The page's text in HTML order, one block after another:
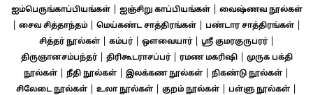
ஐம்பெருங்காப்பியங்கள்| ஐஞ்சிறு காப்பியங்கள்| வைஷ்ணவ நூல்கள்
சைவ சித்தாந்தம்| மெய்கண்ட சாத்திரங்கள் பண்டார சாத்திரங்கள்
சித்தர் நூல்கள்| கம்பர்| ஔவையார்| ஸ்ரீ குமரகுருபரர்|
திருஞானசம்பந்தர்| திரிகூடராசப்பர்| ரமண மகரிஷி|
முருக பக்தி
நூல்கள்
நீதி நூல்கள் இலக்கண நூல்கள் நிகண்டு நூல்கள்
சிலேடை நூல்கள் உலா நூல்கள் குறம் நூல்கள் பள்ளு நூல்கள்